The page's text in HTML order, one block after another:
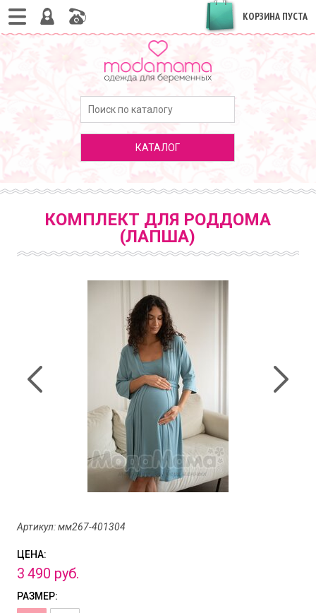
КОРЗИНА ПУСТА
КАТАЛОГ
КОМПЛЕКТ ДЛЯ РОДДОМА
(ЛАПША)
Артикул: мм267-401304
ЦЕНА:
3 490 руб.
РАЗМЕР: